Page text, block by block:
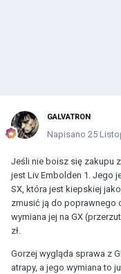
GALVATRON
Napisano 25
Jeśli nie boisz się zakupu
jest Liv Embolden 1. Jego
SX, która jest kiepskiej
zmusić ją do poprawnego
wymiana jej na GX
zł.
Gorzej wygląda sprawa z
atrapy, a jego wymiana to